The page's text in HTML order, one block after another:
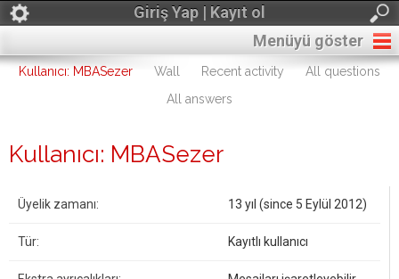
Giriş Yap | Kayıt ol
Menüyü göster
Kullanıcı: MBASezer Wall Recent activity
All questions
All answers
Kullanıcı: MBASezer
Üyelik zamanı: 13 yıl (since 5 Eylül 2012)
Tür: Kayıtlı kullanıcı